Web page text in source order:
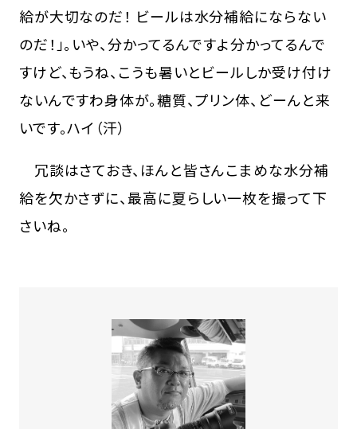
給が大切なのだ！ ビールは水分補給にならない
のだ！」。いや、分かってるんですよ分かってるんで
すけど、もうね、こうも暑いとビールしか受け付け
ないんですわ身体が。糖質、プリン体、どーんと来
いです。ハイ（汗）
冗談はさておき、ほんと皆さんこまめな水分補
給を欠かさずに、最高に夏らしい一枚を撮って下
さいね。